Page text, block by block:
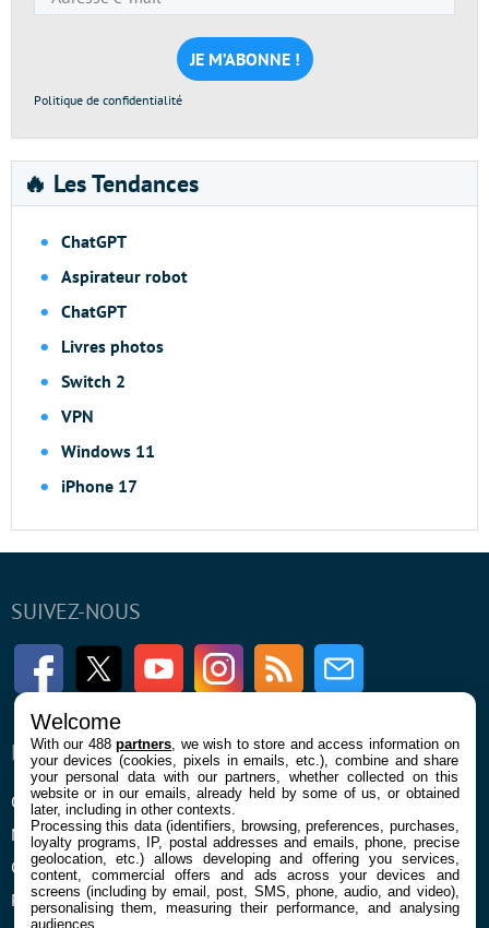
e-
mail
*
Politique de confidentialité
🔥 Les Tendances
ChatGPT
Aspirateur robot
ChatGPT
Livres photos
Switch 2
VPN
Windows 11
iPhone 17
SUIVEZ-NOUS
FacebookTwitter Youtube InstagramRSS Newsletter
ENTREPRISE
Qui sommes nous
Mentions légales et CGU
Confidentialité et Cookies
Préférences cookies
À PROPOS
La rédaction
Contact
Welcome
With our 488partners , we wish to store and access information on
your devices (cookies, pixels in emails, etc.), combine and share
your personal data with our partners, whether collected on this
website or in our emails, already held by some of us, or obtained
later, including in other contexts.
Processing this data (identifiers, browsing, preferences, purchases,
loyalty programs, IP, postal addresses and emails, phone, precise
geolocation, etc.) allows developing and offering you services,
content, commercial offers and ads across your devices and
screens (including by email, post, SMS, phone, audio, and video),
personalising them, measuring their performance, and analysing
audiences.